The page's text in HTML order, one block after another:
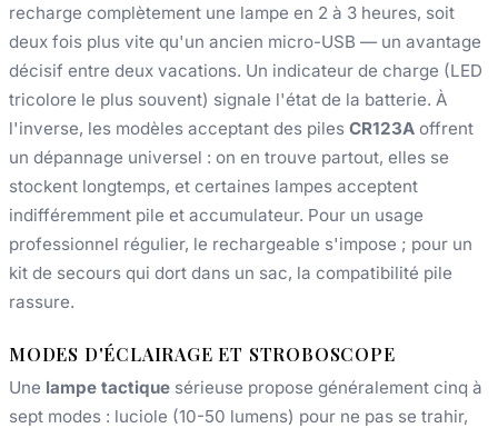
recharge complètement une lampe en 2 à 3 heures, soit
deux fois plus vite qu'un ancien micro-USB — un avantage
décisif entre deux vacations. Un indicateur de charge (LED
tricolore le plus souvent) signale l'état de la batterie. À
l'inverse, les modèles acceptant des piles CR123A offrent
un dépannage universel : on en trouve partout, elles se
stockent longtemps, et certaines lampes acceptent
indifféremment pile et accumulateur. Pour un usage
professionnel régulier, le rechargeable s'impose ; pour un
kit de secours qui dort dans un sac, la compatibilité pile
rassure.
MODES D'ÉCLAIRAGE ET STROBOSCOPE
Une lampe tactique sérieuse propose généralement cinq à
sept modes : luciole (10-50 lumens) pour ne pas se trahir,